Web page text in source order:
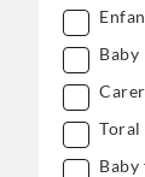
Baby
Toral
Baby